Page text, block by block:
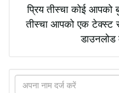
प्रिय तीस्चा कोई आपको
तीस्चा आपको एक टेक्स्ट